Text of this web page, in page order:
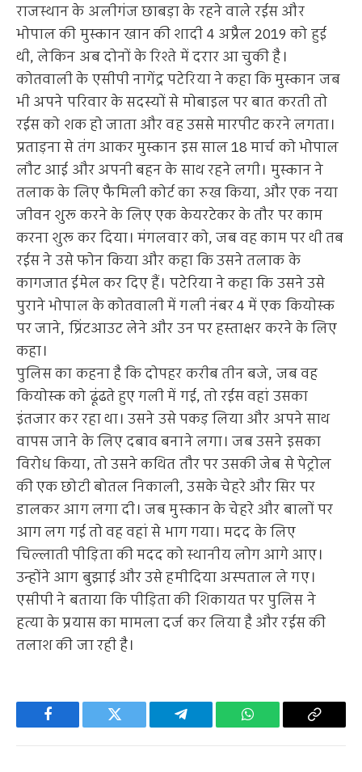
राजस्थान के अलीगंज छाबड़ा के रहने वाले रईस और
भोपाल की मुस्कान खान की शादी 4 अप्रैल 2019 को हुई
थी, लेकिन अब दोनों के रिश्ते में दरार आ चुकी है।
कोतवाली के एसीपी नागेंद्र पटेरिया ने कहा कि मुस्कान जब
भी अपने परिवार के सदस्यों से मोबाइल पर बात करती तो
रईस को शक हो जाता और वह उससे मारपीट करने लगता।
प्रताड़ना से तंग आकर मुस्कान इस साल 18 मार्च को भोपाल
लौट आई और अपनी बहन के साथ रहने लगी। मुस्कान ने
तलाक के लिए फैमिली कोर्ट का रुख किया, और एक नया
जीवन शुरू करने के लिए एक केयरटेकर के तौर पर काम
करना शुरू कर दिया। मंगलवार को, जब वह काम पर थी तब
रईस ने उसे फोन किया और कहा कि उसने तलाक के
कागजात ईमेल कर दिए हैं। पटेरिया ने कहा कि उसने उसे
पुराने भोपाल के कोतवाली में गली नंबर 4 में एक कियोस्क
पर जाने, प्रिंटआउट लेने और उन पर हस्ताक्षर करने के लिए
कहा।
पुलिस का कहना है कि दोपहर करीब तीन बजे, जब वह
कियोस्क को ढूंढते हुए गली में गई, तो रईस वहां उसका
इंतजार कर रहा था। उसने उसे पकड़ लिया और अपने साथ
वापस जाने के लिए दबाव बनाने लगा। जब उसने इसका
विरोध किया, तो उसने कथित तौर पर उसकी जेब से पेट्रोल
की एक छोटी बोतल निकाली, उसके चेहरे और सिर पर
डालकर आग लगा दी। जब मुस्कान के चेहरे और बालों पर
आग लग गई तो वह वहां से भाग गया। मदद के लिए
चिल्लाती पीड़िता की मदद को स्थानीय लोग आगे आए।
उन्होंने आग बुझाई और उसे हमीदिया अस्पताल ले गए।
एसीपी ने बताया कि पीड़िता की शिकायत पर पुलिस ने
हत्या के प्रयास का मामला दर्ज कर लिया है और रईस की
तलाश की जा रही है।
Facebook Twitter Telegram WhatsApp Copy